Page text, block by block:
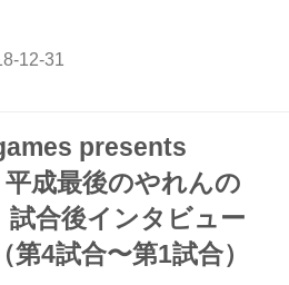
たのが、この試合に向けてのこと
にDEEPの防衛戦で負けての仕切
か、一周回って自分に立ち返るこ
備したものがうまく出せた試合で
追い上げられたのですが、この
ってきたことで誤魔化すことが
し、スプリットなんですけど、
い勝利です。準備は誰が相手でも
presents
平成最後のやれんの
試合後インタビュー
第4試合〜第1試合）